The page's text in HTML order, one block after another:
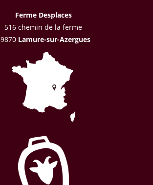
Ferme Desplaces
516 chemin de la ferme
Lamure-sur-Azergues